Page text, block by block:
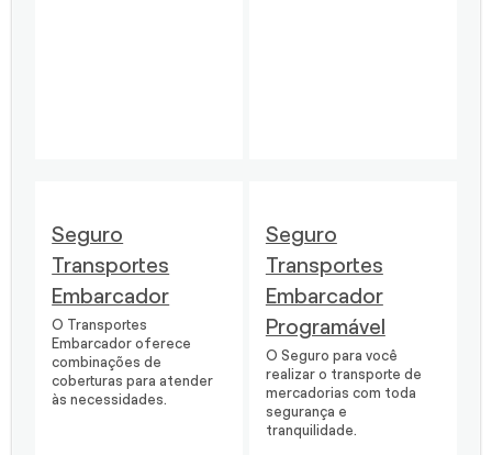
Seguro
Transportes
Embarcador
O Transportes
Embarcador oferece
combinações de
coberturas para atender
às necessidades.
Seguro
Transportes
Embarcador
Programável
O Seguro para você
realizar o transporte de
mercadorias com toda
segurança e
tranquilidade.